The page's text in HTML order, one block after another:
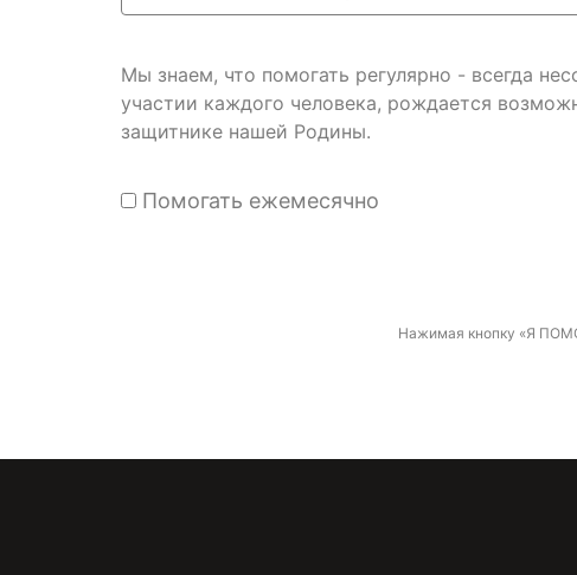
Мы знаем, что помогать регулярно - всегда
участии каждого человека, рождается
защитнике нашей Родины.
Помогать ежемесячно
Нажимая кнопку «Я